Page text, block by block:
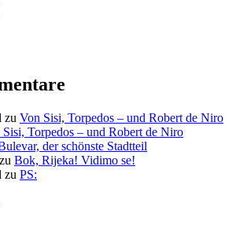
zu Von Sisi, Torpedos – und Robert de Niro
Sisi, Torpedos – und Robert de Niro
der schönste Stadtteil
zu Bok, Rijeka! Vidimo se!
zu PS: